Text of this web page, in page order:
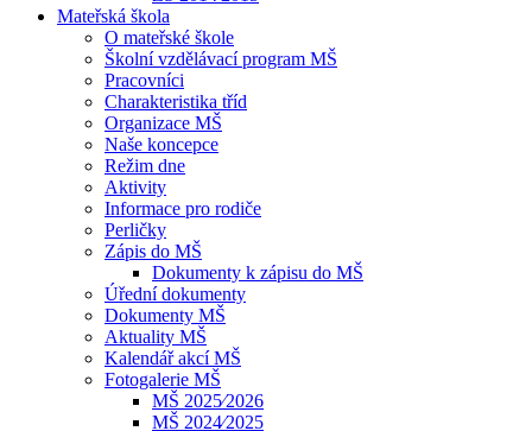
Mateřská škola
O mateřské škole
Školní vzdělávací program MŠ
Pracovníci
Charakteristika tříd
Organizace MŠ
Naše koncepce
Režim dne
Aktivity
Informace pro rodiče
Perličky
Zápis do MŠ
Dokumenty k zápisu do MŠ
Úřední dokumenty
Dokumenty MŠ
Aktuality MŠ
Kalendář akcí MŠ
Fotogalerie MŠ
MŠ 2025⁄2026
MŠ 2024⁄2025